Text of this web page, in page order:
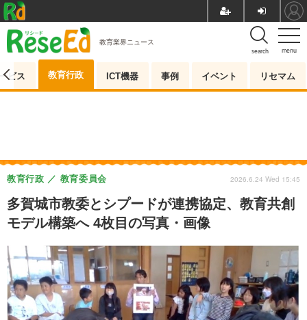
menu
search
教育業界ニュース
ビス 教育行政 ICT機器 事例 イベント リセマム
多賀城市教委とシプードが連携協定、教育共創
モデル構築へ 4枚目の写真・画像
教育行政 教育委員会 2026.6.24 Wed 15:45